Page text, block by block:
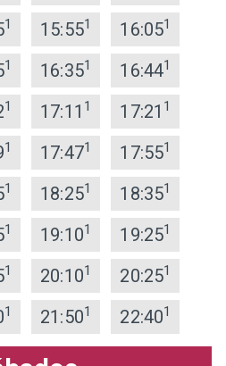
1 15:551 16:051
1 16:351 16:441
1 17:11 1 17:21 1
1 17:471 17:551
1 18:251 18:351
1 19:101 19:251
1 20:101 20:251
1 21:501 22:401